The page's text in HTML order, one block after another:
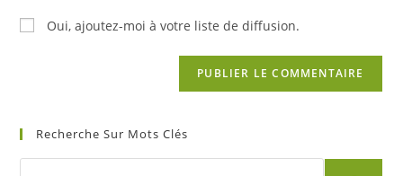
Oui, ajoutez-moi à votre liste de diffusion.
Recherche Sur Mots Clés